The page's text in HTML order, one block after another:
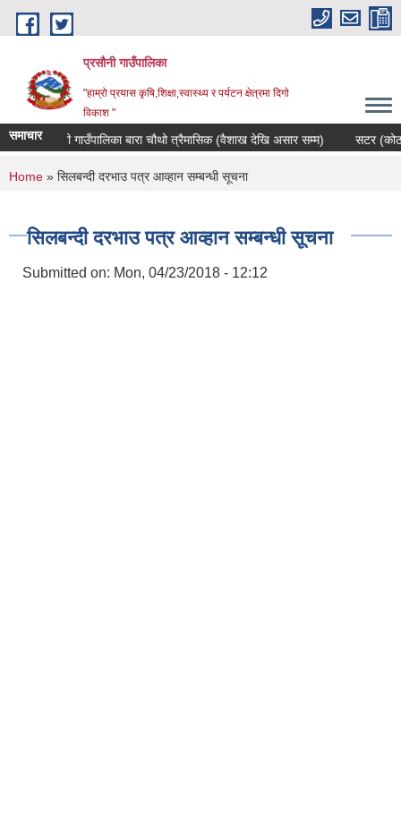
Skip to main content
प्रसौनी गाउँपालिका
"हाम्रो प्रयास कृषि,शिक्षा,स्वास्थ्य र पर्यटन क्षेत्रमा दिगाे
विकाश "
समाचार
प्रसौनी गाउँपालिका बारा चौथो त्रैमासिक (वैशाख देखि असार सम्म) सटर
You are here
Home » सिलबन्दी दरभाउ पत्र आव्हान सम्बन्धी सूचना
सिलबन्दी दरभाउ पत्र आव्हान सम्बन्धी सूचना
Submitted on: Mon, 04/23/2018 - 12:12